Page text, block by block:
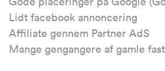
Lidt facebook annoncering
Affiliate gennem Partner AdS
Mange gengangere af gamle